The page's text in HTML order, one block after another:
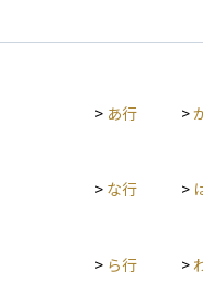
は元本割れのリスクが高まります。 こ
元本保証型の商品と、
品選びを行うことが求
> あ行 >
> な行 >
> ら行 >